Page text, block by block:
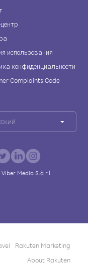
использования
конфиденциальности
Complaints Code
Viber Media S.à r.l.
Rakuten Marketing
About Rakuten